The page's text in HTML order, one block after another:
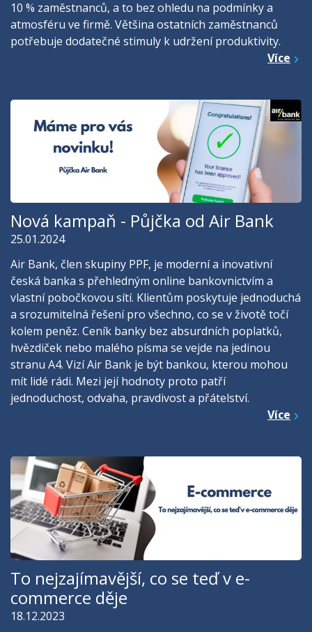
10 % zaměstnanců, a to bez ohledu na podmínky a
atmosféru ve firmě. Většina ostatních zaměstnanců
potřebuje dodatečné stimuly k udržení produktivity.
Více
Nová kampaň - Půjčka od Air Bank
25.01.2024
Air Bank, člen skupiny PPF, je moderní a inovativní
česká banka s přehledným online bankovnictvím a
vlastní pobočkovou sítí. Klientům poskytuje jednoduchá
a srozumitelná řešení pro všechno, co se v životě točí
kolem peněz. Ceník banky bez absurdních poplatků,
hvězdiček nebo malého písma se vejde na jedinou
stranu A4. Vizí Air Bank je být bankou, kterou mohou
mít lidé rádi. Mezi její hodnoty proto patří
jednoduchost, odvaha, pravdivost a přátelství.
Více
To nejzajímavější, co se teď v e-
commerce děje
18.12.2023